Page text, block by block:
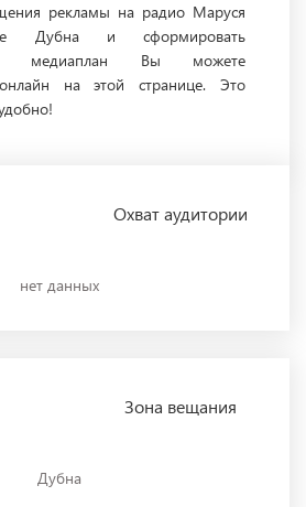
рекламы на радио Маруся
Дубна и сформировать
медиаплан Вы можете
онлайн на этой странице. Это
Охватаудитории
нет данных
Зона вещания
Дубна